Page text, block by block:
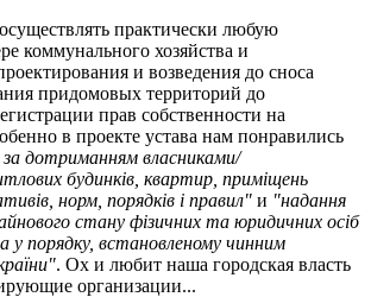
практически любую
коммунального хозяйства и
и возведения до сноса
придомовых территорий до
прав собственности на
в проекте устава нам понравились
дотриманням власниками/
будинків, квартир, приміщень
норм, порядків і правил" и "надання
стану фізичних та юридичних осіб
у порядку, встановленому чинним
. Ох и любит наша городская власть
организации...